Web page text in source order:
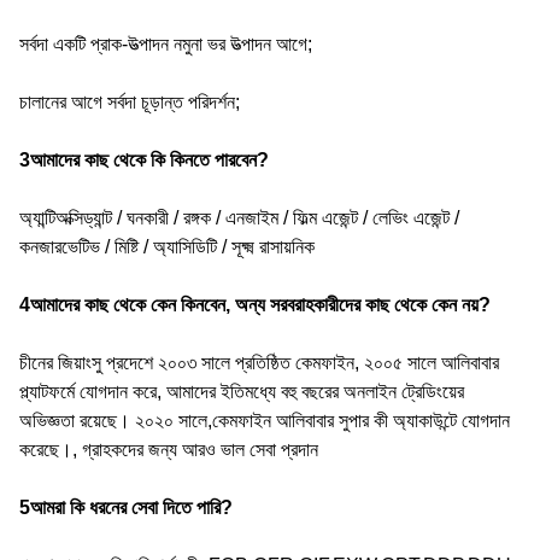
সর্বদা একটি প্রাক-উত্পাদন নমুনা ভর উত্পাদন আগে;
চালানের আগে সর্বদা চূড়ান্ত পরিদর্শন;
3আমাদের কাছ থেকে কি কিনতে পারবেন?
অ্যান্টিঅক্সিড্যান্ট / ঘনকারী / রঙ্গক / এনজাইম / ফিল্ম এজেন্ট / লেভিং এজেন্ট /
কনজারভেটিভ / মিষ্টি / অ্যাসিডিটি / সূক্ষ্ম রাসায়নিক
4আমাদের কাছ থেকে কেন কিনবেন, অন্য সরবরাহকারীদের কাছ থেকে কেন নয়?
চীনের জিয়াংসু প্রদেশে ২০০৩ সালে প্রতিষ্ঠিত কেমফাইন, ২০০৫ সালে আলিবাবার
প্ল্যাটফর্মে যোগদান করে, আমাদের ইতিমধ্যে বহু বছরের অনলাইন ট্রেডিংয়ের
অভিজ্ঞতা রয়েছে। ২০২০ সালে,কেমফাইন আলিবাবার সুপার কী অ্যাকাউন্টে যোগদান
করেছে।, গ্রাহকদের জন্য আরও ভাল সেবা প্রদান
5আমরা কি ধরনের সেবা দিতে পারি?